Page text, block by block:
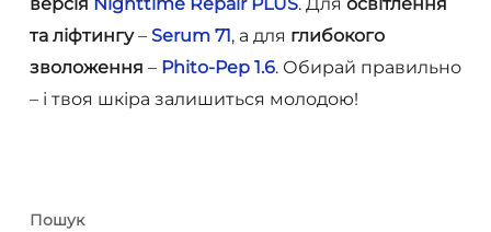
та ліфтингу– Serum 71, а для глибокого
зволоження – Phito-Pep 1.6. Обирай правильно
– і твоя шкіра залишиться молодою!
Пошук